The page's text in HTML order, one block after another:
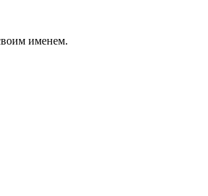
именем.